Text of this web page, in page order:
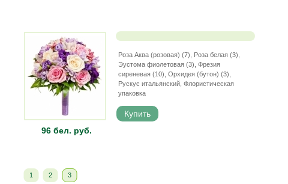
Роза Аква (розовая) (7), Роза белая (3),
Эустома фиолетовая (3), Фрезия
сиреневая (10), Орхидея (бутон) (3),
Рускус итальянский, Флористическая
упаковка
96 бел. руб.
1 2 3